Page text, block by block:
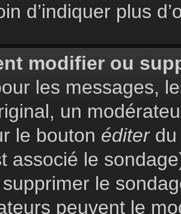
d’indiquer plus
modifier ou
les messages,
un
le bouton éditerdu
associé le
le
peuvent le